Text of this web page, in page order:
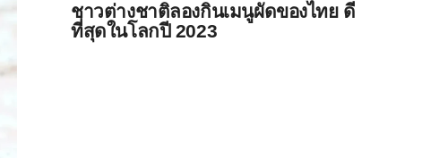
ชาวต่างชาติลองกินเมนูผัดของไทย ดี
ที่สุดในโลกปี 2023